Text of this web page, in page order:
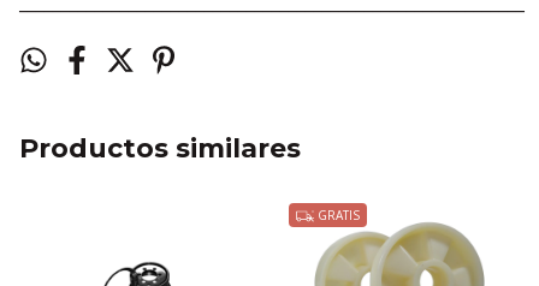
Productos similares
GRATIS